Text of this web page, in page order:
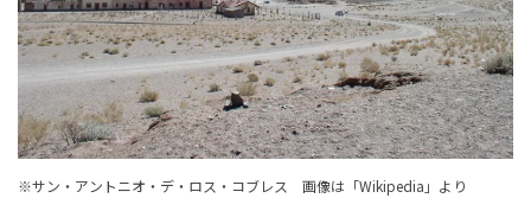
※サン・アントニオ・デ・ロス・コブレス 画像は「Wikipedia」より